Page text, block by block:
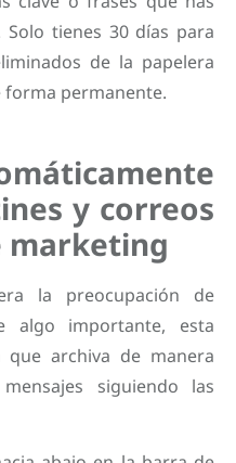
tienes 30 días para
de la papelera
forma permanente.
y correos
marketing
la preocupación de
algo importante, esta
archiva de manera
siguiendo las